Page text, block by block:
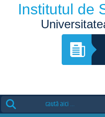
Institutul de
Search
for: